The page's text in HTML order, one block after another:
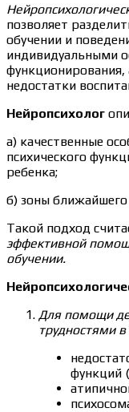
позволяет
обучении и
индивидуальными
функционирования,
недостатки
Нейропсихолог
а) качественные
психического
ребенка;
б) зоны ближайшего
Такой подход
эффективной
обучении.
Для помощи
трудностями
функций